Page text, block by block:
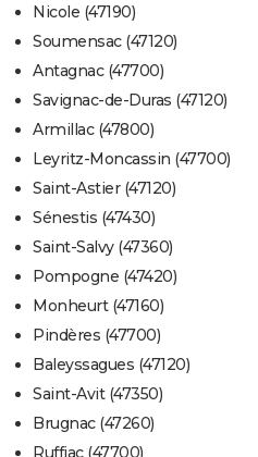
Nicole (47190)
Soumensac (47120)
Antagnac (47700)
Savignac-de-Duras (47120)
Armillac (47800)
Leyritz-Moncassin (47700)
Saint-Astier (47120)
Sénestis (47430)
Saint-Salvy (47360)
Pompogne (47420)
Monheurt (47160)
Pindères (47700)
Baleyssagues (47120)
Saint-Avit (47350)
Brugnac (47260)
Ruffiac (47700)